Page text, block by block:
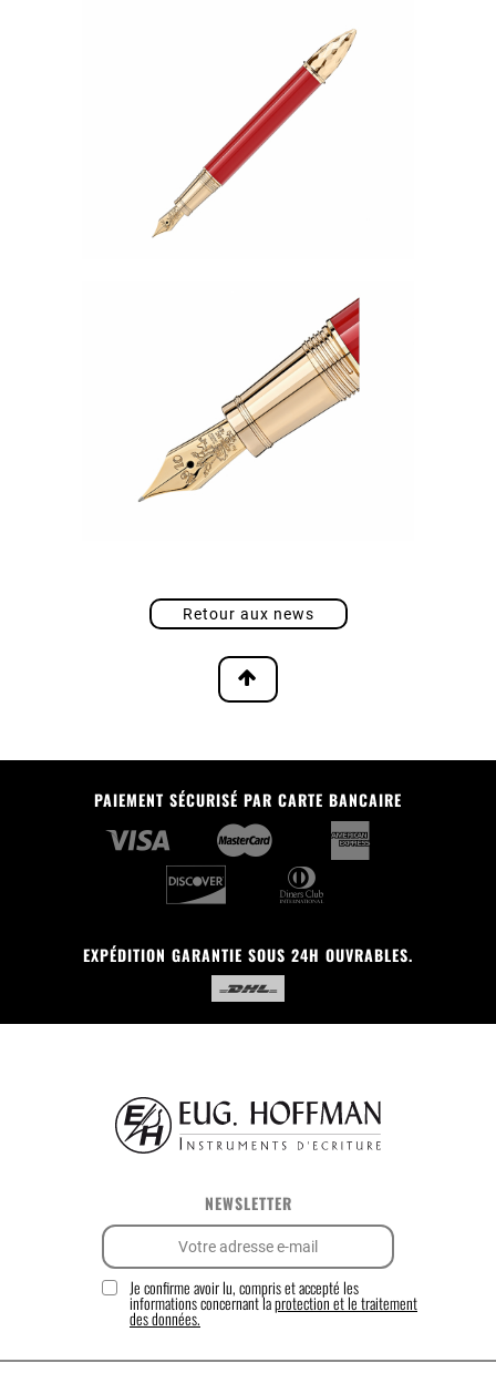
Retour aux news
PAIEMENT SÉCURISÉ PAR CARTE BANCAIRE
EXPÉDITION GARANTIE SOUS 24H OUVRABLES.
NEWSLETTER
Je confirme avoir lu, compris et accepté les
informations concernant laprotection et le traitement
des données.